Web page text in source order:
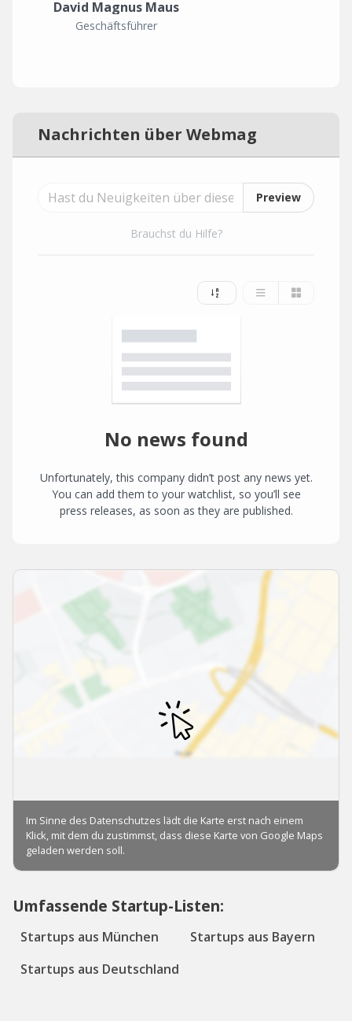
David Magnus Maus
Geschäftsführer
Nachrichten über Webmag
Preview
Brauchst du Hilfe?
No news found
Unfortunately, this company didn’t post any news yet.
You can add them to your watchlist, so you’ll see
press releases, as soon as they are published.
Umfassende Startup-Listen:
Startups aus München
Startups aus Bayern
Startups aus Deutschland